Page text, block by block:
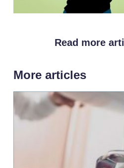
Read more
More articles